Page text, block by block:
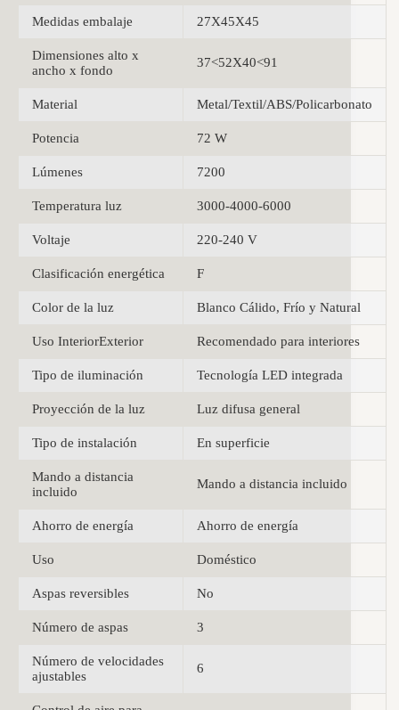
Medidas embalaje 27X45X45
Dimensiones alto x
ancho x fondo
37<52X40<91
Material Metal/Textil/ABS/Policarbonato
Potencia 72 W
Lúmenes 7200
Temperatura luz 3000-4000-6000
Voltaje 220-240 V
Clasificación energética F
Color de la luz Blanco Cálido, Frío y Natural
Uso InteriorExterior Recomendado para interiores
Tipo de iluminación Tecnología LED integrada
Proyección de la luz Luz difusa general
Tipo de instalación En superficie
Mando a distancia
incluido
Mando a distancia incluido
Ahorro de energía Ahorro de energía
Uso Doméstico
Aspas reversibles No
Número de aspas 3
Número de velocidades
ajustables
6